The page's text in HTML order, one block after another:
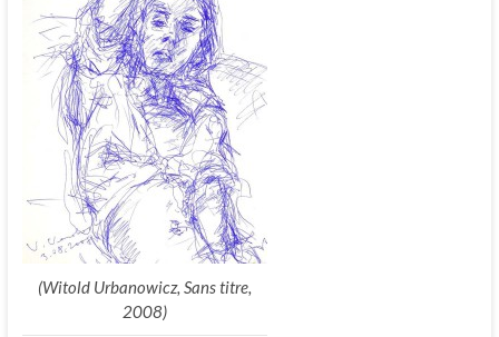
(Witold Urbanowicz, Sans titre,
2008)